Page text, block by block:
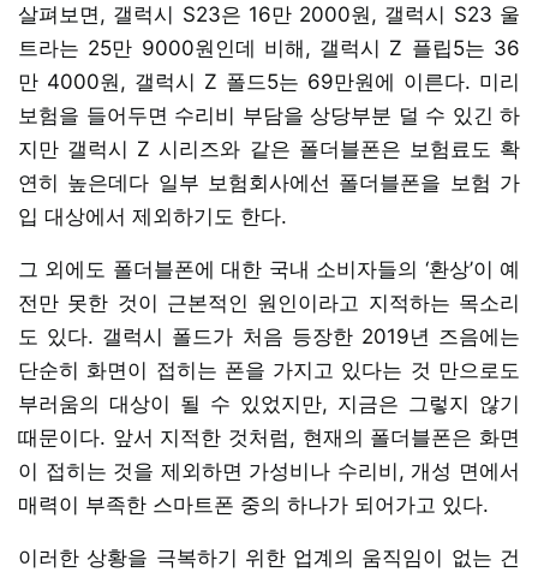
살펴보면, 갤럭시 S23은 16만 2000원, 갤럭시 S23 울
트라는 25만 9000원인데 비해, 갤럭시 Z 플립5는 36
만 4000원, 갤럭시 Z 폴드5는 69만원에 이른다. 미리
보험을 들어두면 수리비 부담을 상당부분 덜 수 있긴 하
지만 갤럭시 Z 시리즈와 같은 폴더블폰은 보험료도 확
연히 높은데다 일부 보험회사에선 폴더블폰을 보험 가
입 대상에서 제외하기도 한다.
그 외에도 폴더블폰에 대한 국내 소비자들의 ‘환상’이 예
전만 못한 것이 근본적인 원인이라고 지적하는 목소리
도 있다. 갤럭시 폴드가 처음 등장한 2019년 즈음에는
단순히 화면이 접히는 폰을 가지고 있다는 것 만으로도
부러움의 대상이 될 수 있었지만, 지금은 그렇지 않기
때문이다. 앞서 지적한 것처럼, 현재의 폴더블폰은 화면
이 접히는 것을 제외하면 가성비나 수리비, 개성 면에서
매력이 부족한 스마트폰 중의 하나가 되어가고 있다.
이러한 상황을 극복하기 위한 업계의 움직임이 없는 건